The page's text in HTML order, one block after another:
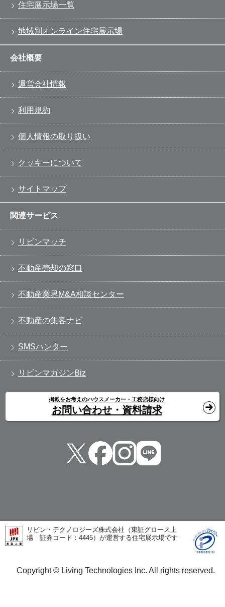
住宅展示場一覧
地域別オンライン住宅展示場
会社概要
運営会社情報
利用規約
個人情報の取り扱い
クッキーについて
サイトマップ
関連サービス
リビンマッチ
不動産売却の窓口
不動産業界M&A相談センター
不動産の集客ナビ
SMSハンター
リビンマガジンBiz
掲載をお考えのハウスメーカー・工務店様向け
お問い合わせ・資料請求
リビン・テクノロジーズ株式会社（東証グロース上
場 証券コード：4445）が運営する住宅展示場です
Copyright © Living Technologies Inc. All rights reserved.